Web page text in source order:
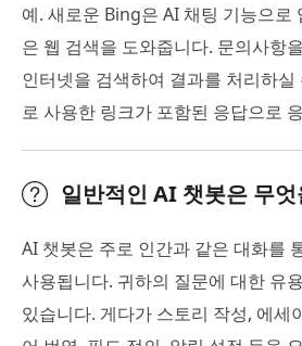
예. 새로운 Bing은 AI 채팅 기능으로
은 웹 검색을 도와줍니다. 문의사항
인터넷을 검색하여 결과를 처리하
로 사용한 링크가 포함된 응답으로
일반적인 AI 챗봇은 무
AI 챗봇은 주로 인간과 같은 대화를
사용됩니다. 귀하의 질문에 대한 유
있습니다. 게다가 스토리 작성, 에세